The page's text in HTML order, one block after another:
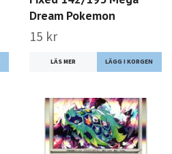
Dream Pokemon
15 kr
LÄS MER